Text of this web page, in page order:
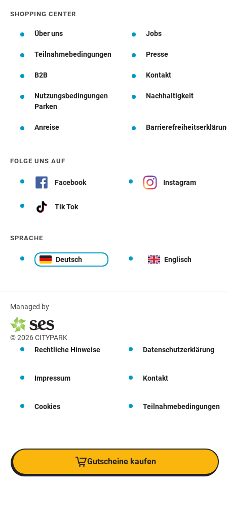
SHOPPING CENTER
Über uns Jobs
Teilnahmebedingungen Presse
B2B Kontakt
Nutzungsbedingungen
Parken
Nachhaltigkeit
Anreise
FOLGE UNS AUF
Facebook Instagram
Tik Tok
SPRACHE
Deutsch Englisch
Managed by
© 2026 CITYPARK
Rechtliche Hinweise
Datenschutzerklärung
Impressum Kontakt
Cookies Teilnahmebedingungen
Gutscheine kaufen